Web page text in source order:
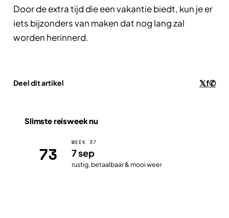
Door de extra tijd die een vakantie biedt, kun je er
iets bijzonders van maken dat nog lang zal
worden herinnerd.
Deel dit artikel 𝕏f✆
Slimste reisweek nu
73 WEEK 37
7 sep
rustig, betaalbaar & mooi weer